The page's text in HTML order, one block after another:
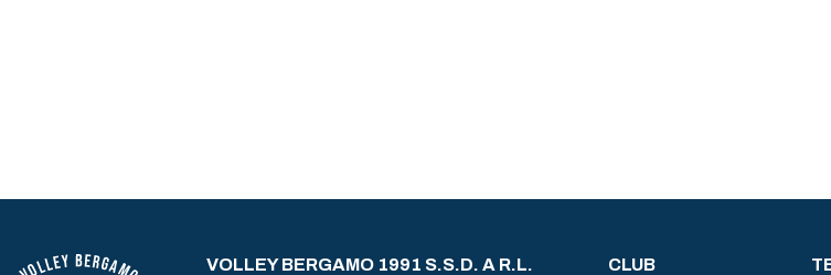
VOLLEY BERGAMO 1991 S.S.D. A R.L.
CLUB